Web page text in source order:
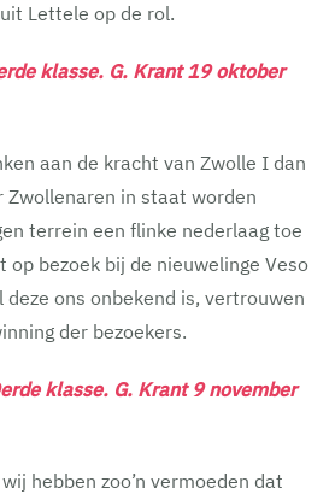
Lettele op de rol.
klasse. G. Krant 19 oktober
aan de kracht van Zwolle I dan
in staat worden
terrein een flinke nederlaag toe
op bezoek bij de nieuwelinge Veso
deze ons onbekend is, vertrouwen
der bezoekers.
klasse. G. Krant 9 november
hebben zoo’n vermoeden dat